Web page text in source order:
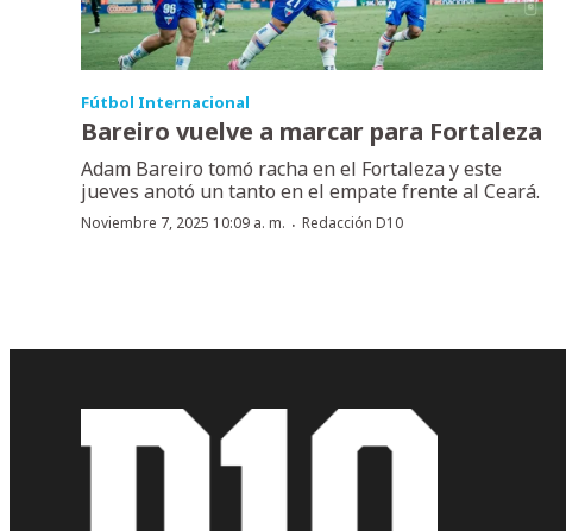
Fútbol Internacional
Bareiro vuelve a marcar para Fortaleza
Adam Bareiro tomó racha en el Fortaleza y este
jueves anotó un tanto en el empate frente al Ceará.
Noviembre 7, 2025 10:09 a. m. · Redacción D10